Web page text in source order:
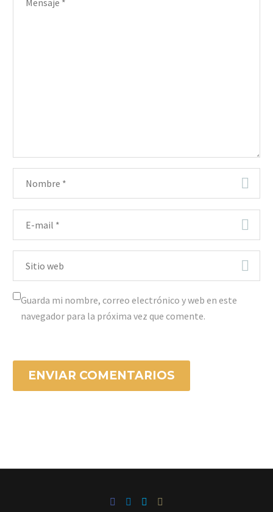
Guarda mi nombre, correo electrónico y web en este
navegador para la próxima vez que comente.
ENVIAR COMENTARIOS